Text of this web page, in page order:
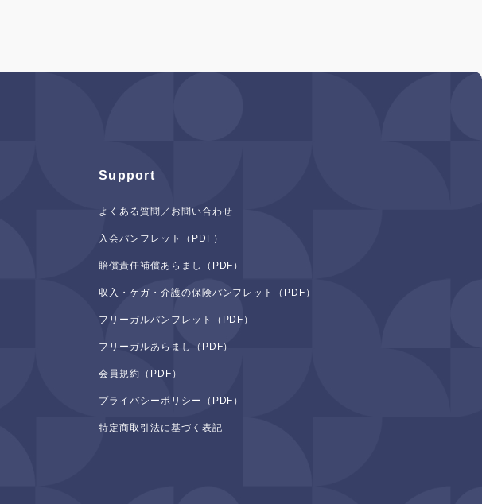
Support
よくある質問／お問い合わせ
入会パンフレット（PDF）
賠償責任補償あらまし（PDF）
収入・ケガ・介護の保険パンフレット（PDF）
フリーガルパンフレット（PDF）
フリーガルあらまし（PDF）
会員規約（PDF）
プライバシーポリシー（PDF）
特定商取引法に基づく表記